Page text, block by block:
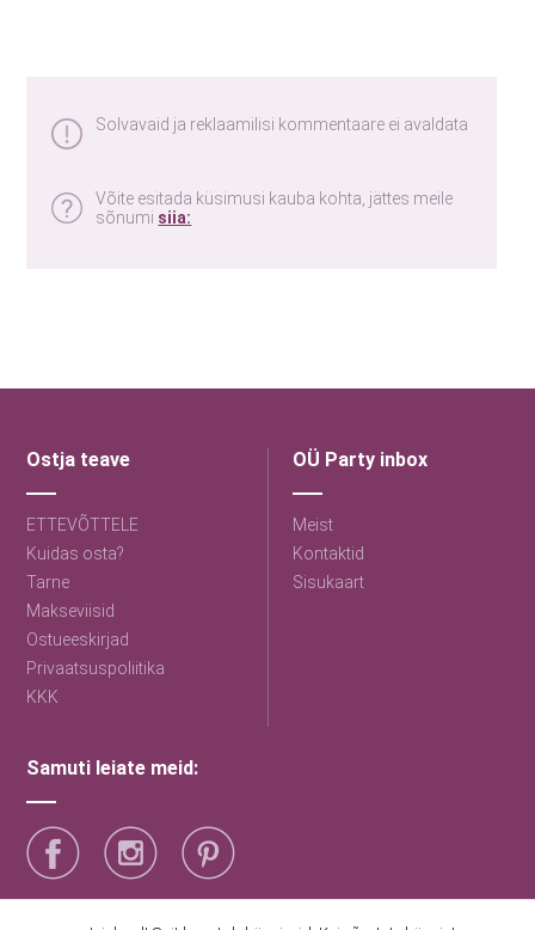
Solvavaid ja reklaamilisi kommentaare ei avaldata
Võite esitada küsimusi kauba kohta, jättes meile
sõnumi siia:
Ostja teave
ETTEVÕTTELE
Kuidas osta?
Tarne
Makseviisid
Ostueeskirjad
Privaatsuspoliitika
KKK
OÜ Party inbox
Meist
Kontaktid
Sisukaart
Samuti leiate meid: